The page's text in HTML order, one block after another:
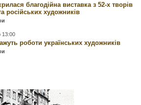
благодійна виставка з 52-х творів
російських художників
13:00
роботи українських художників